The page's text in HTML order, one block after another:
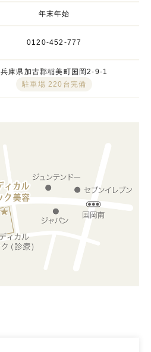
年末年始
0120-452-777
兵庫県加古郡稲美町国岡2-9-1
駐車場 220台完備